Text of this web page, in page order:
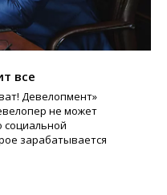
все
Девелопмент»
не может
социальной
зарабатывается